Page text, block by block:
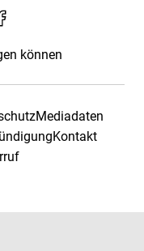
können
Mediadaten
Kontakt